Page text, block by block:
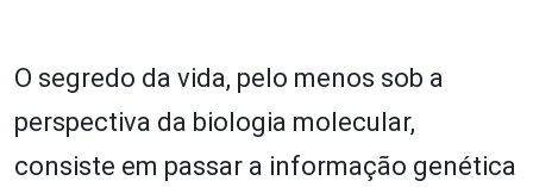
O segredo da vida, pelo menos sob a
perspectiva da biologia molecular,
consiste em passar a informação genética